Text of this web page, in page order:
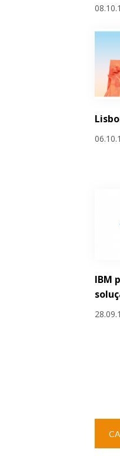
IBM